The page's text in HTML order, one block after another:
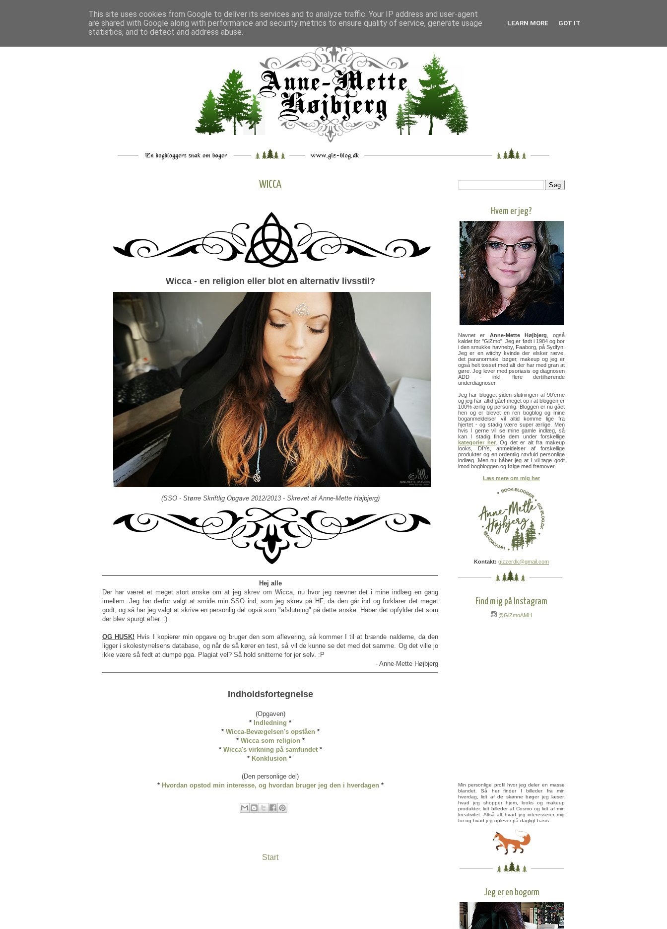
___ _. __ __ _ ___
WICCA
Wicca - en religion eller blot en alternativ livsstil?
(SSO - Større Skriftlig Opgave 2012/2013 - Skrevet af Anne-Mette Højbjerg)
Hej alle
Der har været et meget stort ønske om at jeg skrev om Wicca, nu hvor jeg nævner det i mine indlæg en gang
imellem. Jeg har derfor valgt at smide min SSO ind, som jeg skrev på HF, da den går ind og forklarer det meget
godt, og så har jeg valgt at skrive en personlig del også som "afslutning" på dette ønske. Håber det opfylder det som
der blev spurgt efter. :)
OG HUSK! Hvis I kopierer min opgave og bruger den som aflevering, så kommer I til at brænde nalderne, da den
ligger i skolestyrrelsens database, og når de så kører en test, så vil de kunne se det med det samme. Og det ville jo
ikke være så fedt at dumpe pga. Plagiat vel? Så hold snitterne for jer selv. :P
- Anne-Mette Højbjerg
Indholdsfortegnelse
(Opgaven)
* Indledning *
* Wicca-Bevægelsen's opståen *
* Wicca som religion *
* Wicca's virkning på samfundet*
* Konklusion *
(Den personlige del)
* Hvordan opstod min interesse, og hvordan bruger jeg den i hverdagen *
Start
Hvem er jeg?
Navnet er Anne-Mette Højbjerg , også
kaldet for "GiZmo". Jeg er født i 1984 og bor
i den smukke havneby, Faaborg, på Sydfyn.
Jeg er en witchy kvinde der elsker ræve,
det paranormale, bøger, makeup og jeg er
også helt tosset med alt der har med gran at
gøre. Jeg lever med psoriasis og diagnosen
ADD - inkl. flere dertilhørende
underdiagnoser.
Jeg har blogget siden slutningen af 90'erne
og jeg har altid gået meget op i at bloggen er
100% ærlig og personlig. Bloggen er nu gået
hen og er blevet en ren bogblog og mine
boganmeldelser vil altid komme lige fra
hjertet - og stadig være super ærlige. Men
hvis I gerne vil se mine gamle indlæg, så
kan I stadig finde dem under forskellige
kategorier her. Og det er alt fra makeup
looks, DIYs, anmeldelser af forskellige
produkter og en ordentlig røvfuld personlige
indlæg. Men nu håber jeg at I vil tage godt
imod bogbloggen og følge med fremover.
Læs mere om mig her
Kontakt: gizzerdk@gmail.com
Find mig på Instagram
@GiZmoAMH
Min personlige profil hvor jeg deler en masse
blandet. Så her finder I billeder fra min
hverdag, lidt af de skønne bøger jeg læser,
hvad jeg shopper hjem, looks og makeup
produkter, lidt billeder af Cosmo og lidt af min
kreativitet. Altså alt hvad jeg interesserer mig
for og hvad jeg oplever på dagligt basis.
Jeg er en bogorm
This site uses cookies from Google to deliver its services and to analyze traffic. Your IP address and user-agent
are shared with Google along with performance and security metrics to ensure quality of service, generate usage
statistics, and to detect and address abuse.
LEARN MORE GOT IT